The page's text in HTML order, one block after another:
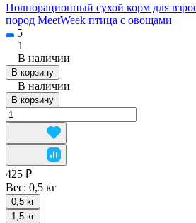
Полнорационный сухой корм для
пород MeetWeek птица с овощами
5
1
В наличии
В корзину
В наличии
В корзину
425 ₽
Вес: 0,5 кг
0,5 кг
1,5 кг